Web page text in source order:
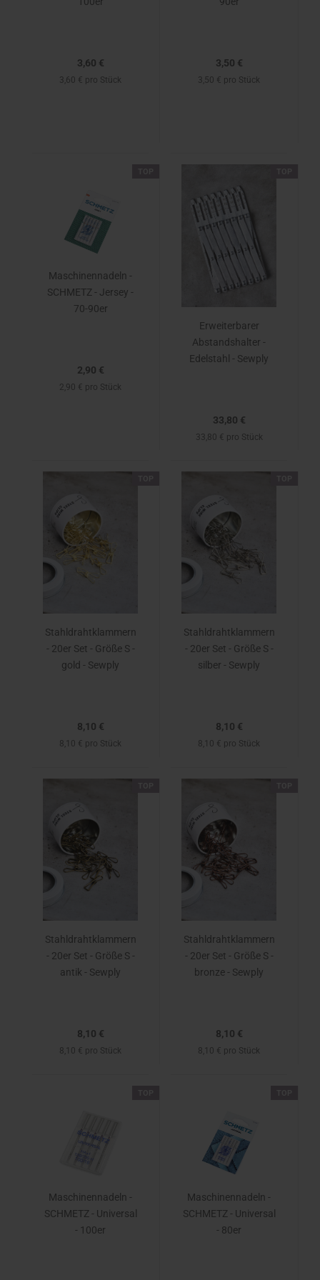
3,60 €
3,60 € pro Stück
3,50 €
3,50 € pro Stück
Maschinennadeln -
SCHMETZ - Jersey -
70-90er
2,90 €
2,90 € pro Stück
Erweiterbarer
Abstandshalter -
Edelstahl - Sewply
33,80 €
33,80 € pro Stück
Stahldrahtklammern
- 20er Set - Größe S -
gold - Sewply
8,10 €
8,10 € pro Stück
Stahldrahtklammern
- 20er Set - Größe S -
silber - Sewply
8,10 €
8,10 € pro Stück
Stahldrahtklammern
- 20er Set - Größe S -
antik - Sewply
8,10 €
8,10 € pro Stück
Stahldrahtklammern
- 20er Set - Größe S -
bronze - Sewply
8,10 €
8,10 € pro Stück
Maschinennadeln -
SCHMETZ - Universal
- 100er
Maschinennadeln -
SCHMETZ - Universal
- 80er